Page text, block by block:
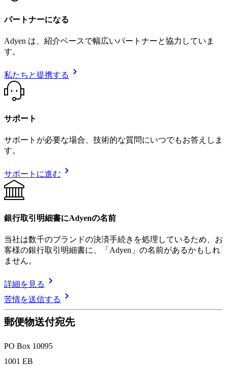
パートナーになる
Adyen は、紹介ベースで幅広いパートナーと協力していま
す。
私たちと提携する
サポート
サポートが必要な場合、技術的な質問にいつでもお答えしま
す。
サポートに進む
銀行取引明細書にAdyenの名前
当社は数千のブランドの決済手続きを処理しているため、お
客様の銀行取引明細書に、「Adyen」の名前があるかもしれ
ません。
詳細を見る
苦情を送信する
郵便物送付宛先
PO Box 10095
1001 EB